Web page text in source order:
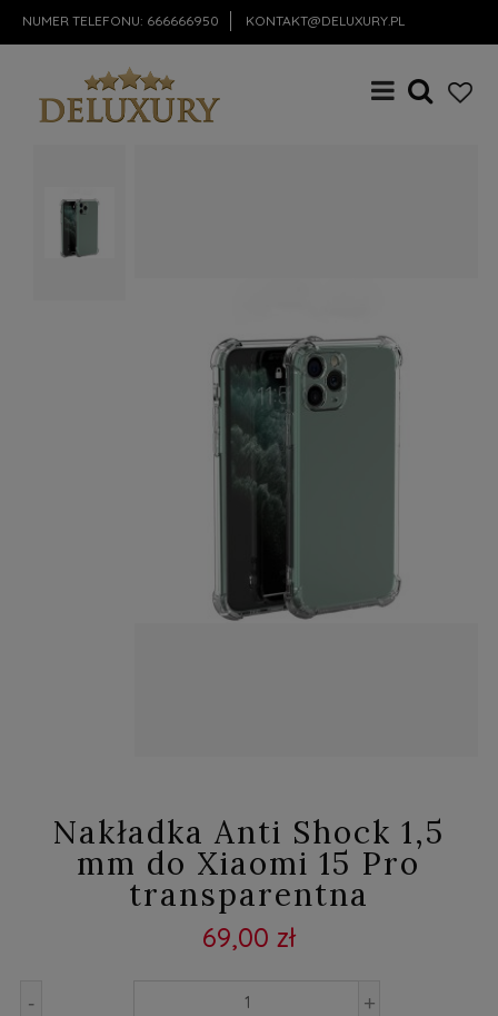
NUMER TELEFONU: 666666950 KONTAKT@DELUXURY.PL
Nakładka Anti Shock 1,5
mm do Xiaomi 15 Pro
transparentna
69,00 zł
- +